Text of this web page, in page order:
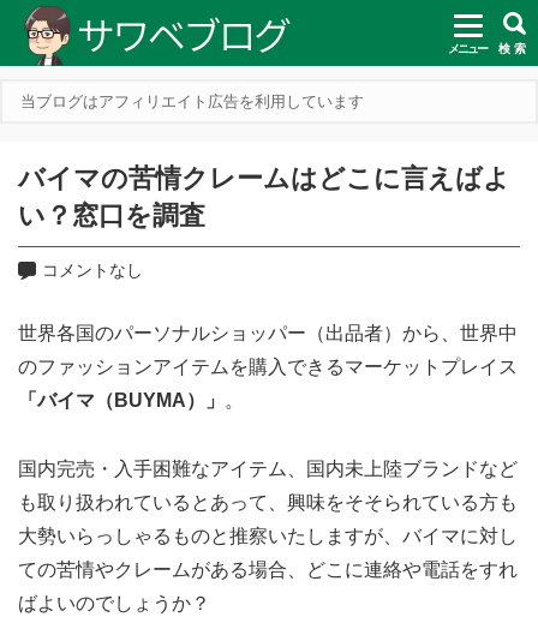
メニュー 検 索
当ブログはアフィリエイト広告を利用しています
バイマの苦情クレームはどこに言えばよ
い？窓口を調査
コメントなし
世界各国のパーソナルショッパー（出品者）から、世界中
のファッションアイテムを購入できるマーケットプレイス
「バイマ（BUYMA）」
。
国内完売・入手困難なアイテム、国内未上陸ブランドなど
も取り扱われているとあって、興味をそそられている方も
大勢いらっしゃるものと推察いたしますが、バイマに対し
ての苦情やクレームがある場合、どこに連絡や電話をすれ
ばよいのでしょうか？